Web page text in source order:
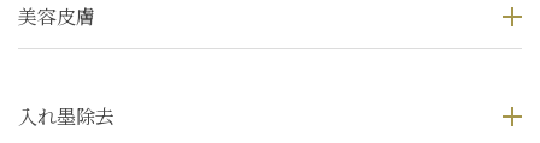
美容皮膚
入れ墨除去